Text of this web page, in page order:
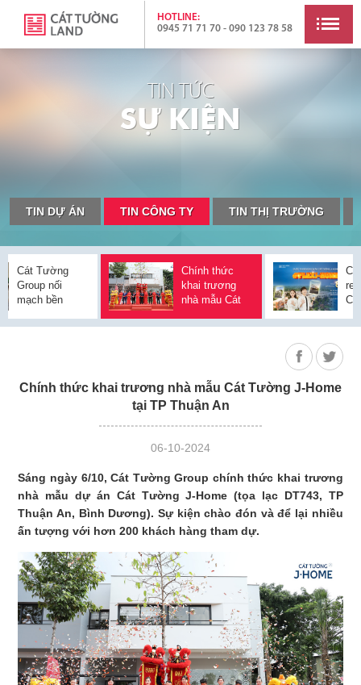
HOTLINE:
0945 71 71 70 - 090 123 78 58
TIN TỨC
SỰ K Ệ N
TIN DỰ ÁN TIN CÔNG TY TIN THỊ TRƯỜNG
thị
5 đô thị loại II của
Cần Thơ lộ diện
Thông qua
điều chỉnh
Quy hoạch
tỉnh Đồng Nai
thời kỳ 2021-
2030, tầm
nhìn đến năm
2050
Cát Tường
Group nối
mạch bền
dòng sản
Chính thức
khai trương
nhà mẫu Cát
Home tại TP
J-
Chính thức khai trương nhà mẫu Cát Tường J-Home
tại TP Thuận An
06-10-2024
Sáng ngày 6/10, Cát Tường Group chính thức khai trương
nhà mẫu dự án Cát Tường J-Home (tọa lạc DT743, TP
Thuận An, Bình Dương). Sự kiện chào đón và để lại nhiều
ấn tượng với hơn 200 khách hàng tham dự.